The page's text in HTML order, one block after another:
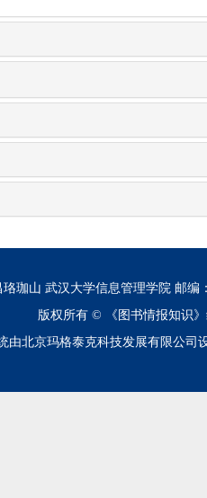
珈山 武汉大学信息管理学院 邮编
版权所有 ©
《图书情报知识
由北京玛格泰克科技发展有限公司